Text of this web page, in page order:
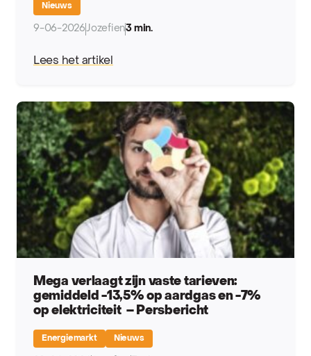
Nieuws
9-06-2026Jozefien3 min.
Lees het artikel
Mega verlaagt zijn vaste tarieven:
gemiddeld -13,5% op aardgas en -7%
op elektriciteit – Persbericht
Energiemarkt Nieuws